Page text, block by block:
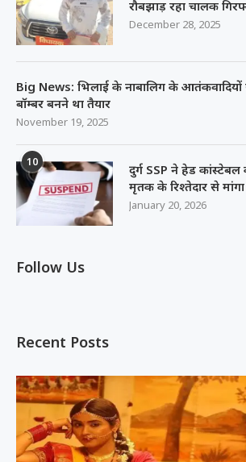
रौबझाड़ रहा चालक
December 28, 2025
Big News: भिलाई के नाबालिग के
बॉम्बर बनने था तैयार
November 19, 2025
10
दुर्ग SSP ने हेड कांस्टेबल
मृतक के रिश्तेदार से
January 20, 2026
Follow Us
Recent Posts